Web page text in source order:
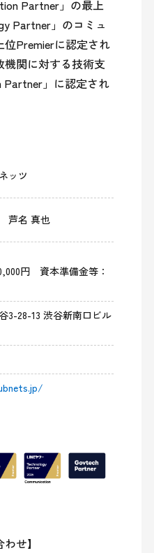
Partner」の最上
Partner」のコミュ
Premierに認定され
機関に対する技術支
Partner」に認定され
ッツ
芦名 真也
円 資本準備金等：
3-28-13 渋谷新南口ビル
せ】